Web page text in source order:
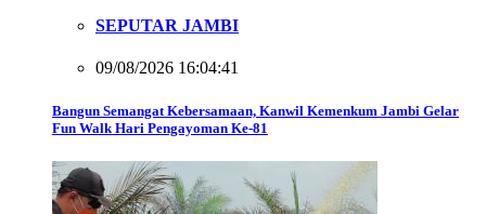
SEPUTAR JAMBI
09/08/2026 16:04:41
Bangun Semangat Kebersamaan, Kanwil Kemenkum Jambi Gelar
Fun Walk Hari Pengayoman Ke-81